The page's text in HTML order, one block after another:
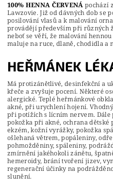
100% HENNA ČERVENÁ pochází
Lawzovie. Již od dávných dob se
posilování vlasů a k malování
provádějí především při různých
neboť se věří, že malování
maluje na ruce, dlaně, chodidla a
HEŘMÁNEK
Má protizánětlivé, desinfekční a
křeče a zvyšuje pocení. Některé
alergické. Teplé heřmánkové
akné, při urychlení hojení.
při potížích s lícním nervem.
pokožka při akné, ochrana
ekzém, kožní vyrážky, pokožka
ošlehaná větrem, popáleniny,
pohmožděniny, spáleniny,
zmírnění jakéhokoli zánětu,
hemeroidy, brání tvoření jizev,
regenerační účinky na
slunění.